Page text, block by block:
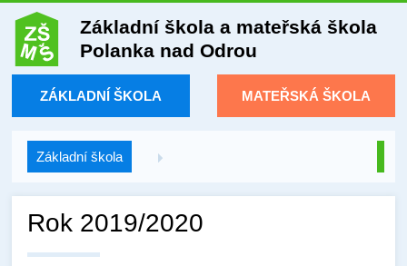
Základní škola a mateřská škola
Polanka nad Odrou
ZÁKLADNÍ ŠKOLA MATEŘSKÁ ŠKOLA
Základní škola
Rok 2019/2020